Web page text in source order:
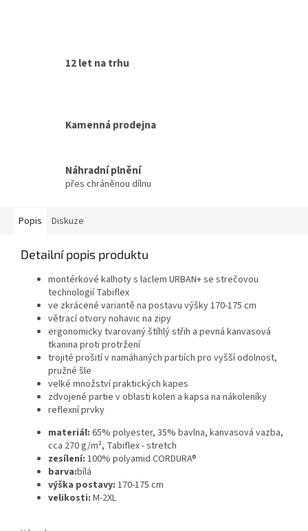
12 let na trhu
Kamenná prodejna
Náhradní plnění
přes chráněnou dílnu
Popis Diskuze
Detailní popis produktu
montérkové kalhoty s laclem URBAN+ se strečovou
technologií Tabiflex
ve zkrácené variantě na postavu výšky 170-175 cm
větrací otvory nohavic na zipy
ergonomicky tvarovaný štíhlý střih a pevná kanvasová
tkanina proti protržení
trojité prošití v namáhaných partiích pro vyšší odolnost,
pružné šle
velké množství praktických kapes
zdvojené partie v oblasti kolen a kapsa na nákoleníky
reflexní prvky
materiál: 65% polyester, 35% bavlna, kanvasová vazba,
cca 270 g/m², Tabiflex - stretch
zesílení: 100% polyamid CORDURA®
barva:bílá
výška postavy: 170-175 cm
velikosti: M-2XL